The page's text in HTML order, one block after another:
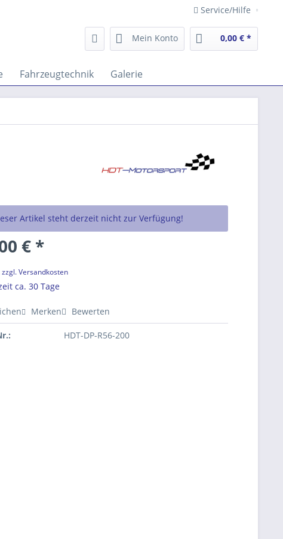
Service/Hilfe
Mein Konto 0,00 € *
Fahrzeugtechnik Galerie
Artikel steht derzeit nicht zur Verfügung!
€ *
zzgl. Versandkosten
ca. 30 Tage
Merken Bewerten
HDT-DP-R56-200